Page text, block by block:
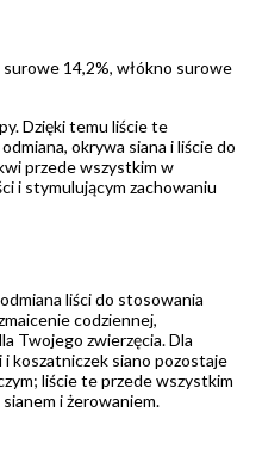
surowe 14,2%, włókno surowe
Dzięki temu liście te
okrywa siana i liście do
przede wszystkim w
i stymulującym zachowaniu
liści do stosowania
codziennej,
Twojego zwierzęcia. Dla
koszatniczek siano pozostaje
liście te przede wszystkim
i żerowaniem.